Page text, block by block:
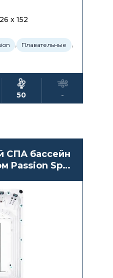
x 152
, Плавательные ,
50 -
СПА бассейн
Passion Spas